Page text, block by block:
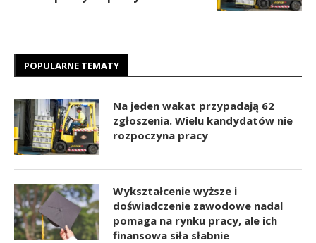
POPULARNE TEMATY
Na jeden wakat przypadają 62
zgłoszenia. Wielu kandydatów nie
rozpoczyna pracy
Wykształcenie wyższe i
doświadczenie zawodowe nadal
pomaga na rynku pracy, ale ich
finansowa siła słabnie